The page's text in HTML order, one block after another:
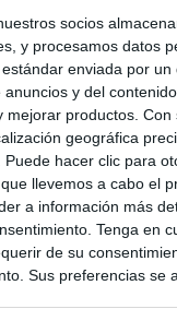
socios
y procesamos datos
enviada por
anuncios y del
mejorar productos.
geográfica
Puede hacer clic para
llevemos a cabo el
a información más
Tenga en
de su
Sus preferencias se